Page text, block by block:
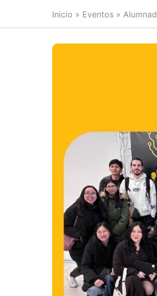
Inicio » Eventos »